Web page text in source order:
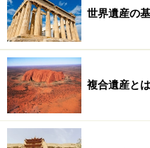
ワット・ヤイ・チャイ・モ
約72m
イランのペルセポリス、
のティカル、ギリシアは
世界遺産の
複合遺産とは